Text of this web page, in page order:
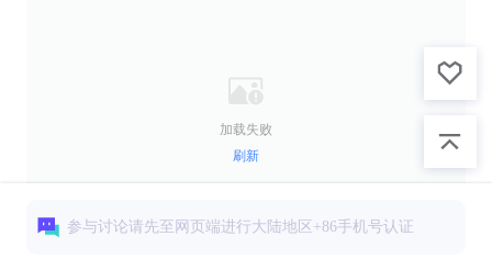
加载失败
刷新
参与讨论请先至网页端进行大陆地区+86手机号认证